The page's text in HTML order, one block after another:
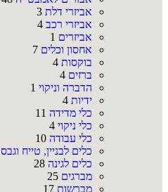
אביזרי דלת 3
אביזרי רכב 4
אביזרים 1
אחסון וכלים 7
בוקסות 4
ברזים 4
הדברה וניקוי 1
ידיות 4
כלי מדידה 11
כלי ניקוי 4
כלי עבודה 10
כלים לבניין, טייח וגבס
כלים לגינה 28
מברגים 25
מברשות 17